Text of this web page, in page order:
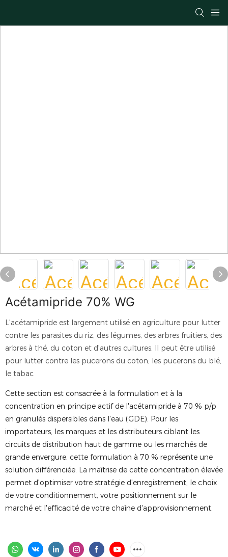
Acétamipride 70% WG
L'acétamipride est largement utilisé en agriculture pour lutter
contre les parasites du riz, des légumes, des arbres fruitiers, des
arbres à thé, du coton et d'autres cultures. Il peut être utilisé
pour lutter contre les pucerons du coton, les pucerons du blé,
le tabac
Cette section est consacrée à la formulation et à la
concentration en principe actif de l'acétamipride à 70 % p/p
en granulés dispersibles dans l'eau (GDE). Pour les
importateurs, les marques et les distributeurs ciblant les
circuits de distribution haut de gamme ou les marchés de
grande envergure, cette formulation à 70 % représente une
solution différenciée. La maîtrise de cette concentration élevée
permet d'optimiser votre stratégie d'enregistrement, le choix
de votre conditionnement, votre positionnement sur le
marché et l'efficacité de votre chaîne d'approvisionnement.